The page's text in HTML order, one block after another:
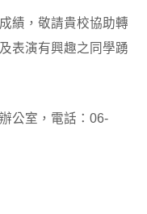
績，敬請貴校協助轉
表演有興趣之同學踴
公室，電話：06-